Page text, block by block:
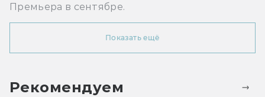
Премьера в сентябре.
Показать ещё
Рекомендуем